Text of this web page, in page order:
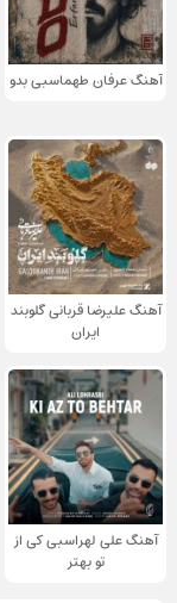
آهنگ عرفان طهماسبی بدو
آهنگ علیرضا قربانی گلوبند
ایران
آهنگ علی لهراسبی کی از
تو ‌بهتر